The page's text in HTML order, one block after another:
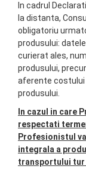
In cadrul
la distanta,
obligatoriu
produsului:
curierat ales,
produsului,
aferente costului
produsului.
In cazul in care
respectati
Profesionistul
integrala a
transportului tur